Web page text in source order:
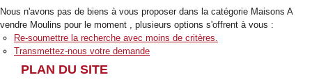
Nous n'avons pas de biens à vous proposer dans la catégorie Maisons A
vendre Moulins pour le moment , plusieurs options s'offrent à vous :
Re-soumettre la recherche avec moins de critères.
Transmettez-nous votre demande
PLAN DU SITE